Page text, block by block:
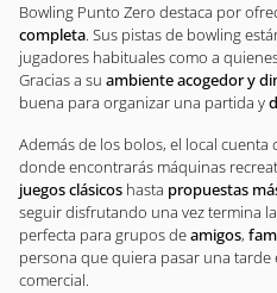
Bowling Punto Zero destaca por
completa. Sus pistas de bowling
jugadores habituales como a
Gracias a su ambiente acogedor y
buena para organizar una partida y
Además de los bolos, el local cuenta
donde encontrarás máquinas
juegos clásicos hasta propuestas
seguir disfrutando una vez termina
perfecta para grupos deamigos,
persona que quiera pasar una
comercial.